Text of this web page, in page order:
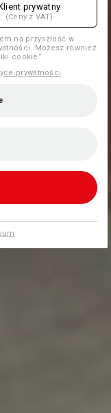
prywatny
(Ceny z VAT)
na przyszłość w
Możesz również
cookie”.
prywatności